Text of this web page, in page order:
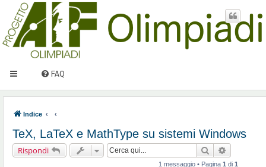
FAQ
Indice
TeX, LaTeX e MathType su sistemi Windows
Rispondi Cerca
1 messaggio • Pagina 1 di 1